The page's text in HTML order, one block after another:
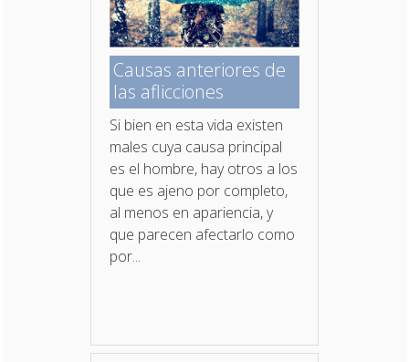
Causas anteriores de
las aflicciones
Si bien en esta vida existen
males cuya causa principal
es el hombre, hay otros a los
que es ajeno por completo,
al menos en apariencia, y
que parecen afectarlo como
por...